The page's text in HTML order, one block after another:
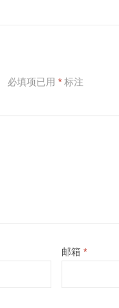
必填项已用 * 标注
邮箱 *